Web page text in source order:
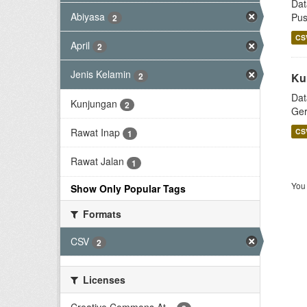
Abiyasa 2
April 2
Jenis Kelamin 2
Kunjungan 2
Rawat Inap 1
Rawat Jalan 1
Show Only Popular Tags
Formats
CSV
2
Licenses